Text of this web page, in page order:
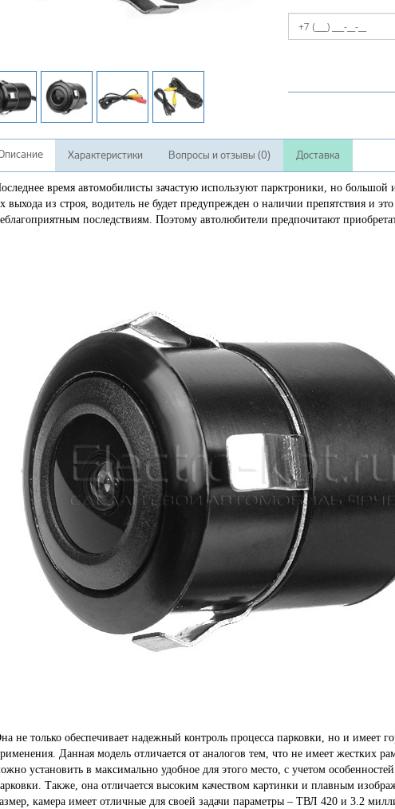
Характеристики Вопросы и отзывы (0) Доставка
время автомобилисты зачастую используют парктроники, но большой
выхода из строя, водитель не будет предупрежден о наличии препятствия и
последствиям. Поэтому автолюбители предпочитают
не только обеспечивает надежный контроль процесса парковки, но и имеет
Данная модель отличается от аналогов тем, что не имеет жестких
установить в максимально удобное для этого место, с учетом
Также, она отличается высоким качеством картинки и плавным
камера имеет отличные для своей задачи параметры – ТВЛ 420 и 3.2